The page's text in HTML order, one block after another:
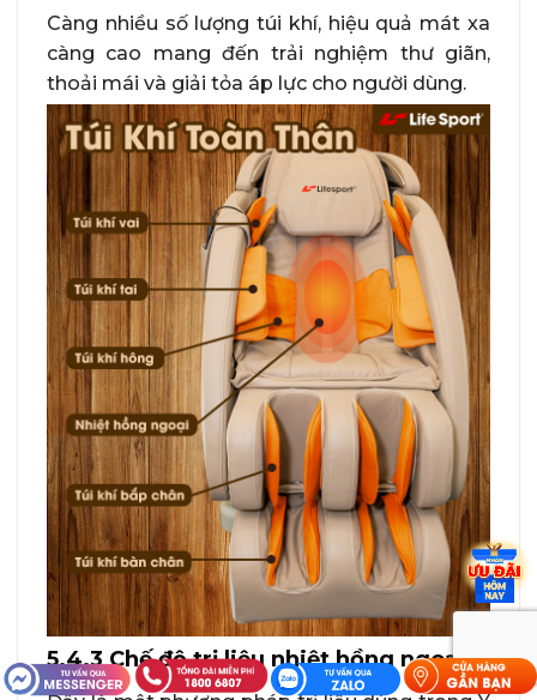
Càng nhiều số lượng túi khí, hiệu quả mát xa
càng cao mang đến trải nghiệm thư giãn,
thoải mái và giải tỏa áp lực cho người dùng.
5.4.3 Chế độ trị liệu nhiệt hồng ngoại